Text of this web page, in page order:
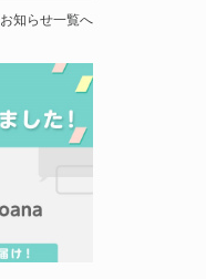
お知らせ一覧へ